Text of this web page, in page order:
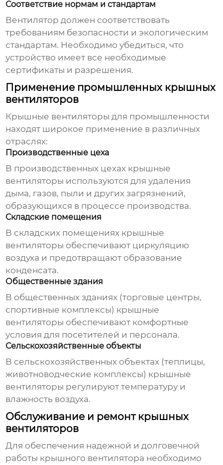
Соответствие нормам и стандартам
Вентилятор должен соответствовать
требованиям безопасности и экологическим
стандартам. Необходимо убедиться, что
устройство имеет все необходимые
сертификаты и разрешения.
Применение промышленных крышных
вентиляторов
Крышные вентиляторы для промышленности
находят широкое применение в различных
отраслях:
Производственные цеха
В производственных цехах крышные
вентиляторы используются для удаления
дыма, газов, пыли и других загрязнений,
образующихся в процессе производства.
Складские помещения
В складских помещениях крышные
вентиляторы обеспечивают циркуляцию
воздуха и предотвращают образование
конденсата.
Общественные здания
В общественных зданиях (торговые центры,
спортивные комплексы) крышные
вентиляторы обеспечивают комфортные
условия для посетителей и персонала.
Сельскохозяйственные объекты
В сельскохозяйственных объектах (теплицы,
животноводческие комплексы) крышные
вентиляторы регулируют температуру и
влажность воздуха.
Обслуживание и ремонт крышных
вентиляторов
Для обеспечения надежной и долговечной
работы крышного вентилятора необходимо